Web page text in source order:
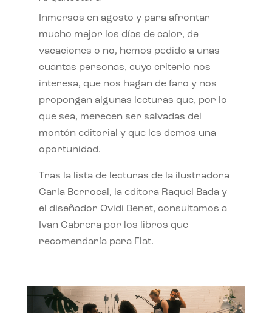
Inmersos en agosto y para afrontar
mucho mejor los días de calor, de
vacaciones o no, hemos pedido a unas
cuantas personas, cuyo criterio nos
interesa, que nos hagan de faro y nos
propongan algunas lecturas que, por lo
que sea, merecen ser salvadas del
montón editorial y que les demos una
oportunidad.
Tras la lista de lecturas de la ilustradora
Carla Berrocal, la editora Raquel Bada y
el diseñador Ovidi Benet, consultamos a
Ivan Cabrera por los libros que
recomendaría para Flat.